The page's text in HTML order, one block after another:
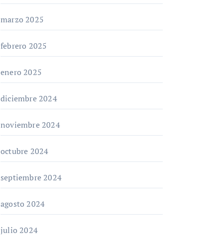
marzo 2025
febrero 2025
enero 2025
diciembre 2024
noviembre 2024
octubre 2024
septiembre 2024
agosto 2024
julio 2024